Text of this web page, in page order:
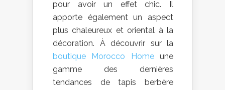
pour avoir un effet chic. Il
apporte également un aspect
plus chaleureux et oriental à la
décoration. À découvrir sur la
boutique Morocco Homeune
gamme des dernières
tendances de tapis berbère